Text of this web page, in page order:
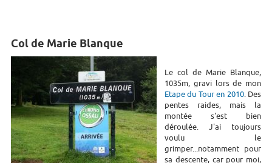
Col de Marie Blanque
Le col de Marie Blanque,
1035m, gravi lors de mon
Etape du Tour en 2010. Des
pentes raides, mais la
montée s'est bien
déroulée. J'ai toujours
voulu le
grimper...notamment pour
sa descente, car pour moi,